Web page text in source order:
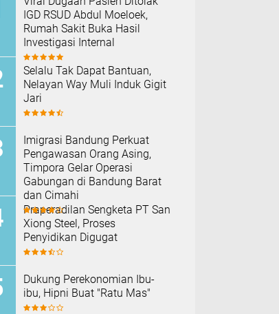
IGD RSUD Abdul Moeloek,
Rumah Sakit Buka Hasil
Investigasi Internal
Selalu Tak Dapat Bantuan,
Nelayan Way Muli Induk Gigit
Jari
Imigrasi Bandung Perkuat
Pengawasan Orang Asing,
Timpora Gelar Operasi
Gabungan di Bandung Barat
dan Cimahi
Praperadilan Sengketa PT San
Xiong Steel, Proses
Penyidikan Digugat
Dukung Perekonomian Ibu-
ibu, Hipni Buat "Ratu Mas"